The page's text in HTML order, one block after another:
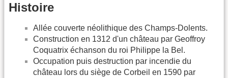
Histoire
Allée couverte néolithique des Champs-Dolents.
Construction en 1312 d'un château par Geoffroy
Coquatrix échanson du roi Philippe la Bel.
Occupation puis destruction par incendie du
château lors du siège de Corbeil en 1590 par